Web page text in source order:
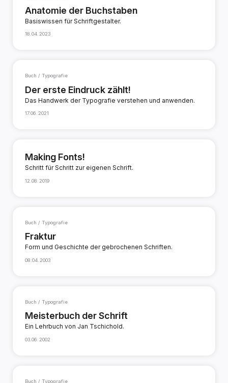
Anatomie der Buchstaben
Basiswissen für Schriftgestalter.
18.04.2023
Buch / Typografie
Der erste Eindruck zählt!
Das Handwerk der Typografie verstehen und anwenden.
17.06.2021
Making Fonts!
Schritt für Schritt zur eigenen Schrift.
12.08.2019
Buch / Typografie
Fraktur
Form und Geschichte der gebrochenen Schriften.
08.04.2003
Buch / Typografie
Meisterbuch der Schrift
Ein Lehrbuch von Jan Tschichold.
03.06.2002
Buch / Typografie